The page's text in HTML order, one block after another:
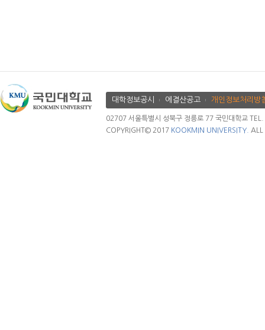
대학정보공시 에결산공고 개인정보처리방
02707 서울특별시 성북구 정릉로 77 국민대학교
COPYRIGHT© 2017 KOOKMIN UNIVERSITY. ALL